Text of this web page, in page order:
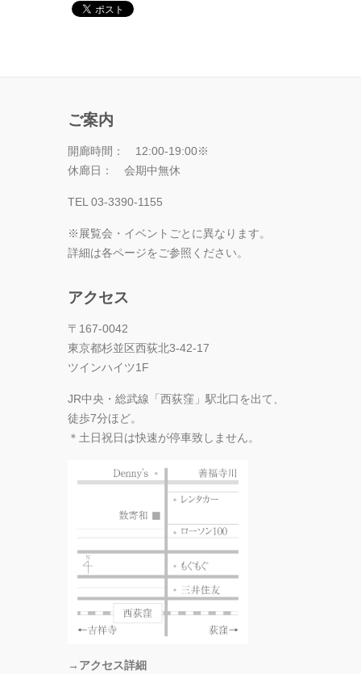
ご案内
開廊時間： 12:00-19:00※
休廊日： 会期中無休
TEL 03-3390-1155
※展覧会・イベントごとに異なります。
詳細は各ページをご参照ください。
アクセス
〒167-0042
東京都杉並区西荻北3-42-17
ツインハイツ1F
JR中央・総武線「西荻窪」駅北口を出て、
徒歩7分ほど。
＊土日祝日は快速が停車致しません。
→アクセス詳細